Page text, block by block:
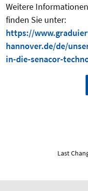
Weitere
finden Sie unter:
https://
hannover.de/de/
in-die-senacor-
Last